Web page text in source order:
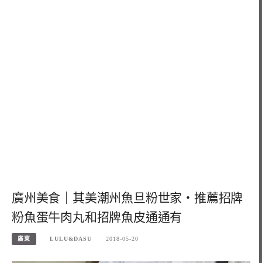
廣州美食｜其美潮州魚旦粉世家・推薦招牌
粉魚蛋牛肉丸和招牌魚皮通通有
廣東 LULU&DASU 2018-05-20